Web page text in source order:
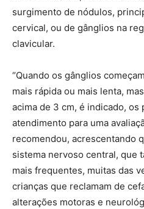
surgimento de nódulos,
cervical, ou de gânglios na
clavicular.
“Quando os gânglios
mais rápida ou mais lenta,
acima de 3 cm, é indicado, os
atendimento para uma
recomendou, acrescentando
sistema nervoso central, que
mais frequentes, muitas das
crianças que reclamam de
alterações motoras e